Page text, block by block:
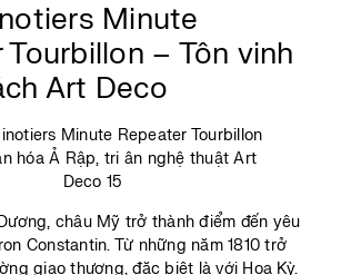
Minute
Tourbillon – Tôn vinh
Art Deco
châu Mỹ trở thành điểm đến yêu
Constantin. Từ những năm 1810 trở
giao thương, đặc biệt là với Hoa Kỳ.